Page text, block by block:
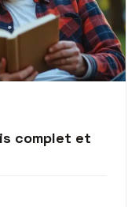
complet et